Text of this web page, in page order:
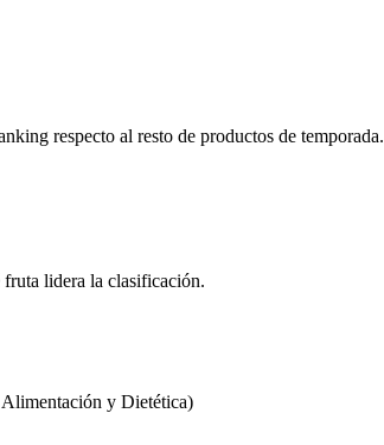
respecto al resto de productos de temporada.
lidera la clasificación.
y Dietética)